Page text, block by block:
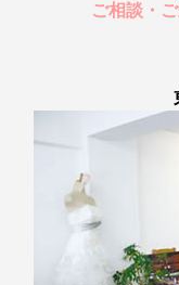
ご相談・